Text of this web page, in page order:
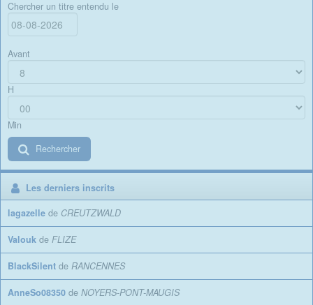
Chercher un titre entendu le
Avant
H
Min
Rechercher
Les derniers inscrits
lagazelle de CREUTZWALD
Valouk de FLIZE
BlackSilent de RANCENNES
AnneSo08350 de NOYERS-PONT-MAUGIS